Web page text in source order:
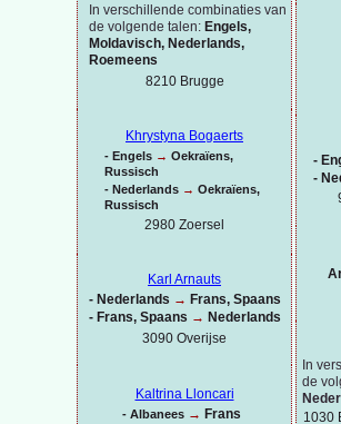
-
-
In
de
1030
In verschillende combinaties van
de volgende talen: Engels,
Moldavisch, Nederlands,
Roemeens
8210 Brugge
Khrystyna Bogaerts
- Engels → Oekraïens,
Russisch
- Nederlands → Oekraïens,
Russisch
2980 Zoersel
Karl Arnauts
- Nederlands → Frans, Spaans
- Frans, Spaans → Nederlands
3090 Overijse
Kaltrina Lloncari
- Albanees → Frans